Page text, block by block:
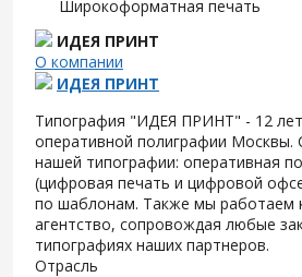
Широкоформатная печать
ИДЕЯ ПРИНТ
О компании
ИДЕЯ ПРИНТ
Типография "ИДЕЯ ПРИНТ" - 12
оперативной полиграфии Москвы.
нашей типографии: оперативная
(цифровая печать и цифровой
по шаблонам. Также мы работаем
агентство, сопровождая любые
типографиях наших партнеров.
Отрасль